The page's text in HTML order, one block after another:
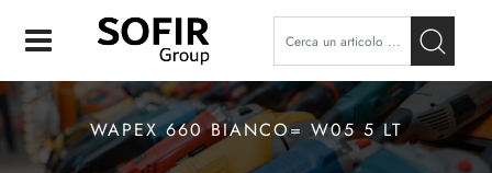
WAPEX 660 BIANCO= W05 5 LT